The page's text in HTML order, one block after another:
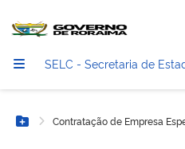
SELC - Secretaria de
Botão Menu
Contratação de Empresa